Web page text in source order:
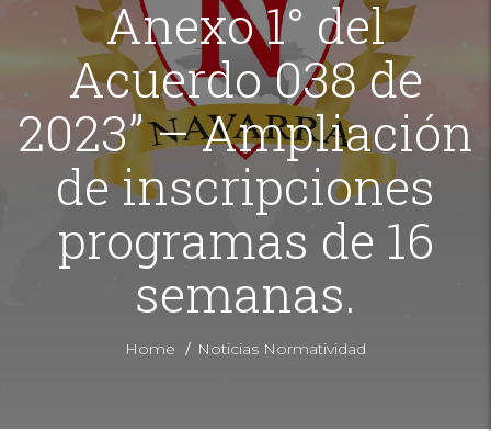
Anexo 1° del
Acuerdo 038 de
2023” – Ampliación
de inscripciones
programas de 16
semanas.
Home / Noticias Normatividad